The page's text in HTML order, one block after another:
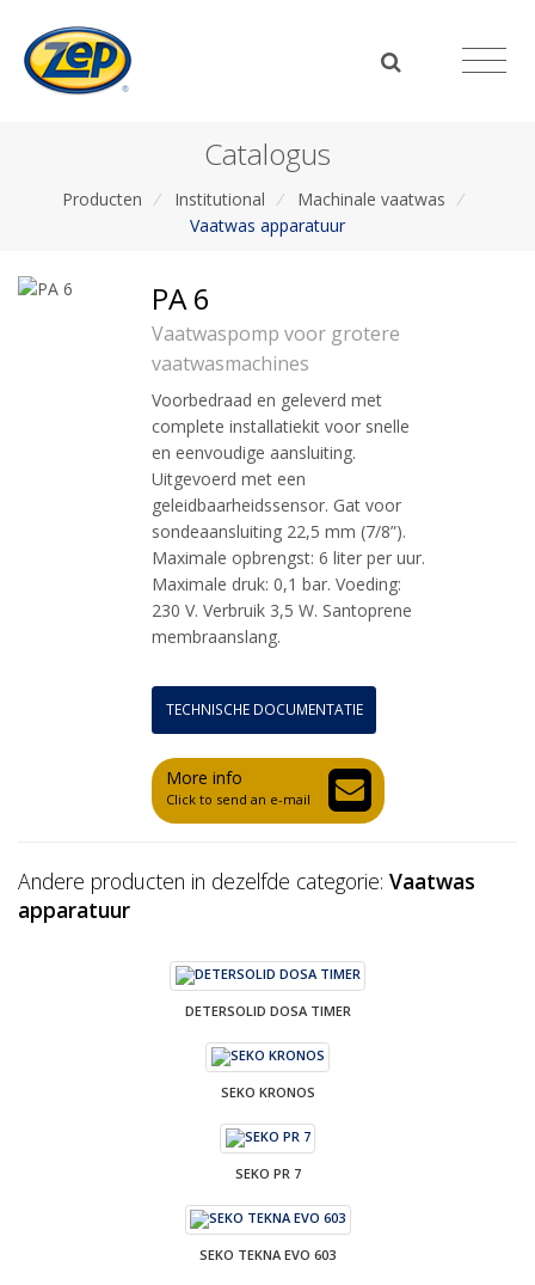
Catalogus
Producten / Institutional / Machinale vaatwas /
Vaatwas apparatuur
PA 6
Vaatwaspomp voor grotere
vaatwasmachines
Voorbedraad en geleverd met
complete installatiekit voor snelle
en eenvoudige aansluiting.
Uitgevoerd met een
geleidbaarheidssensor. Gat voor
sondeaansluiting 22,5 mm (7/8”).
Maximale opbrengst: 6 liter per uur.
Maximale druk: 0,1 bar. Voeding:
230 V. Verbruik 3,5 W. Santoprene
membraanslang.
TECHNISCHE DOCUMENTATIE
More info
Click to send an e-mail
Andere producten in dezelfde categorie: Vaatwas
apparatuur
DETERSOLID DOSA TIMER
SEKO KRONOS
SEKO PR 7
SEKO TEKNA EVO 603